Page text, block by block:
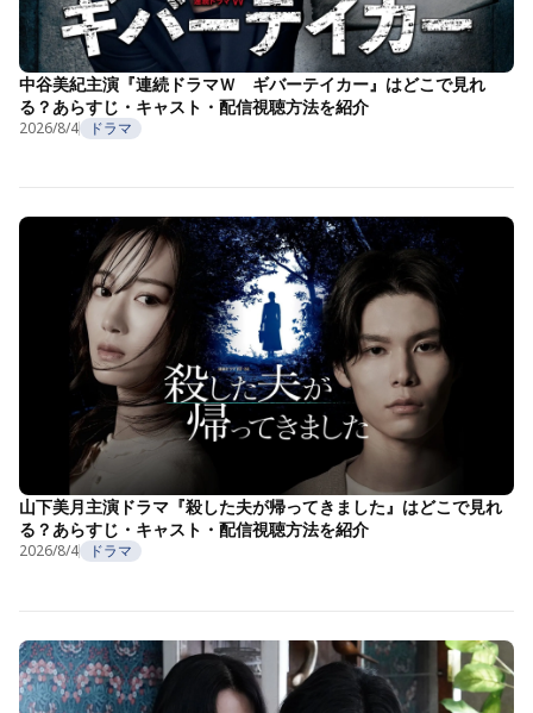
中谷美紀主演『連続ドラマＷ ギバーテイカー』はどこで見れ
る？あらすじ・キャスト・配信視聴方法を紹介
2026/8/4 ドラマ
山下美月主演ドラマ『殺した夫が帰ってきました』はどこで見れ
る？あらすじ・キャスト・配信視聴方法を紹介
2026/8/4 ドラマ